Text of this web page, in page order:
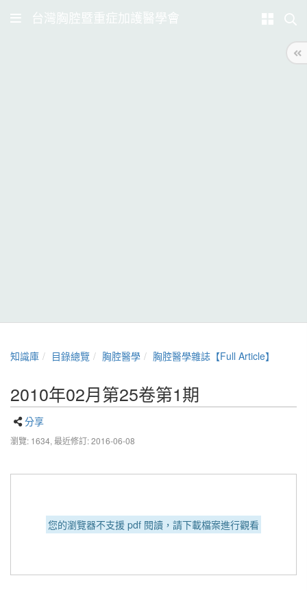
台灣胸腔暨重症加護醫學會
知識庫 目錄總覽 胸腔醫學 胸腔醫學雜誌【Full Article】
2010年02月第25卷第1期
分享
瀏覽: 1634, 最近修訂: 2016-06-08
您的瀏覽器不支援 pdf 閱讀，請下載檔案進行觀看